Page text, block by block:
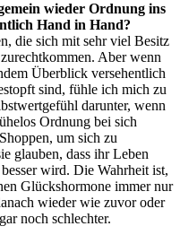
wieder Ordnung ins
Hand in Hand?
die sich mit sehr viel Besitz
Aber wenn
Überblick versehentlich
sind, fühle ich mich zu
darunter, wenn
Ordnung bei sich
um sich zu
glauben, dass ihr Leben
wird. Die Wahrheit ist,
Glückshormone immer nur
wieder wie zuvor oder
noch schlechter.